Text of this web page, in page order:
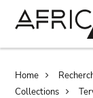
Home
Collections